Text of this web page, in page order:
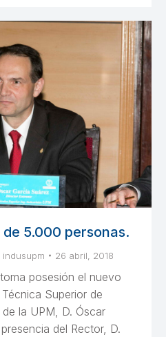
5.000 personas.
indusupm 26 abril, 2018
posesión el nuevo
Superior de
la UPM, D. Óscar
del Rector, D.